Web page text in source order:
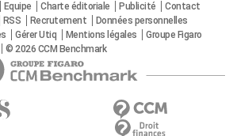
Equipe Charte éditoriale Publicité
Contact
RSS Recrutement
Données personnelles
Gérer Utiq Mentions légales
Groupe Figaro
© 2026 CCM Benchmark